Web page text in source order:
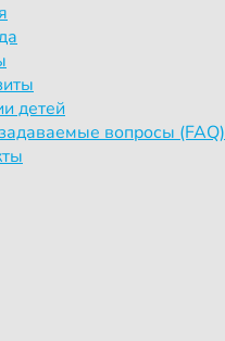
детей
вопросы (FAQ)